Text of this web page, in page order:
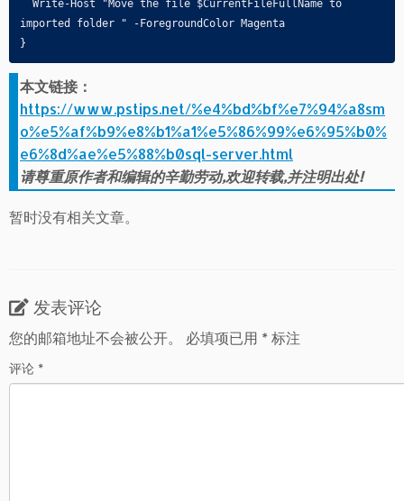
imported folder " -ForegroundColor Magenta
}
本文链接：
https://www.pstips.net/%e4%bd%bf%e7%94%a8sm
o%e5%af%b9%e8%b1%a1%e5%86%99%e6%95%b0%
e6%8d%ae%e5%88%b0sql-server.html
请尊重原作者和编辑的辛勤劳动,欢迎转载,并注明出处!
暂时没有相关文章。
发表评论
您的邮箱地址不会被公开。
必填项已用 *标注
评论 *